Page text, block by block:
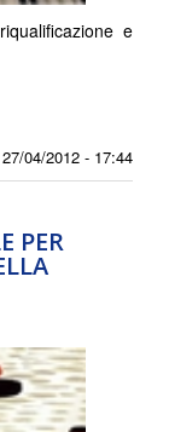
27/04/2012 - 17:44
e
PER